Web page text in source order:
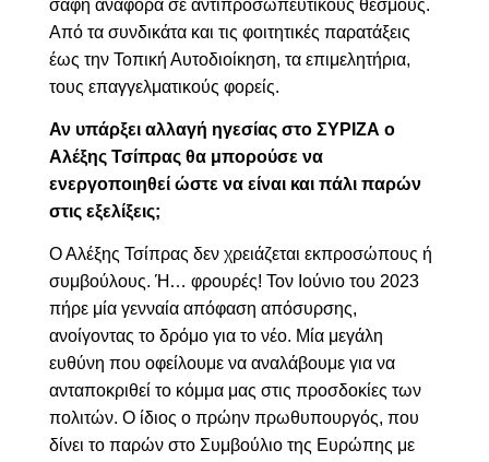
σαφή αναφορά σε αντιπροσωπευτικούς θεσμούς.
Από τα συνδικάτα και τις φοιτητικές παρατάξεις
έως την Τοπική Αυτοδιοίκηση, τα επιμελητήρια,
τους επαγγελματικούς φορείς.
Αν υπάρξει αλλαγή ηγεσίας στο ΣΥΡΙΖΑ ο
Αλέξης Τσίπρας θα μπορούσε να
ενεργοποιηθεί ώστε να είναι και πάλι παρών
στις εξελίξεις;
Ο Αλέξης Τσίπρας δεν χρειάζεται εκπροσώπους ή
συμβούλους. Ή… φρουρές! Τον Ιούνιο του 2023
πήρε μία γενναία απόφαση απόσυρσης,
ανοίγοντας το δρόμο για το νέο. Μία μεγάλη
ευθύνη που οφείλουμε να αναλάβουμε για να
ανταποκριθεί το κόμμα μας στις προσδοκίες των
πολιτών. Ο ίδιος ο πρώην πρωθυπουργός, που
δίνει το παρών στο Συμβούλιο της Ευρώπης με